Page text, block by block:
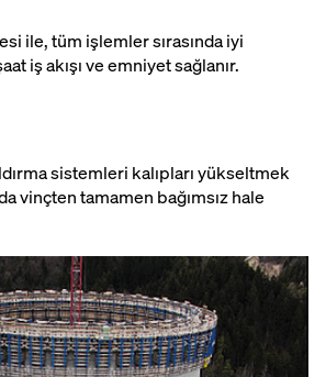
ile, tüm işlemler sırasında iyi
iş akışı ve emniyet sağlanır.
sistemleri kalıpları yükseltmek
vinçten tamamen bağımsız hale